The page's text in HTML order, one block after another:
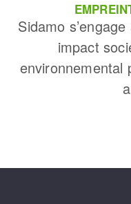
Sidamo
impact
environnemental